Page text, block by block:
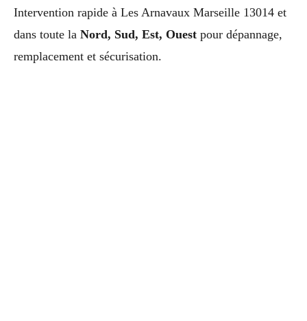
Intervention rapide à Les Arnavaux Marseille 13014 et
dans toute la Nord, Sud, Est, Ouest pour dépannage,
remplacement et sécurisation.